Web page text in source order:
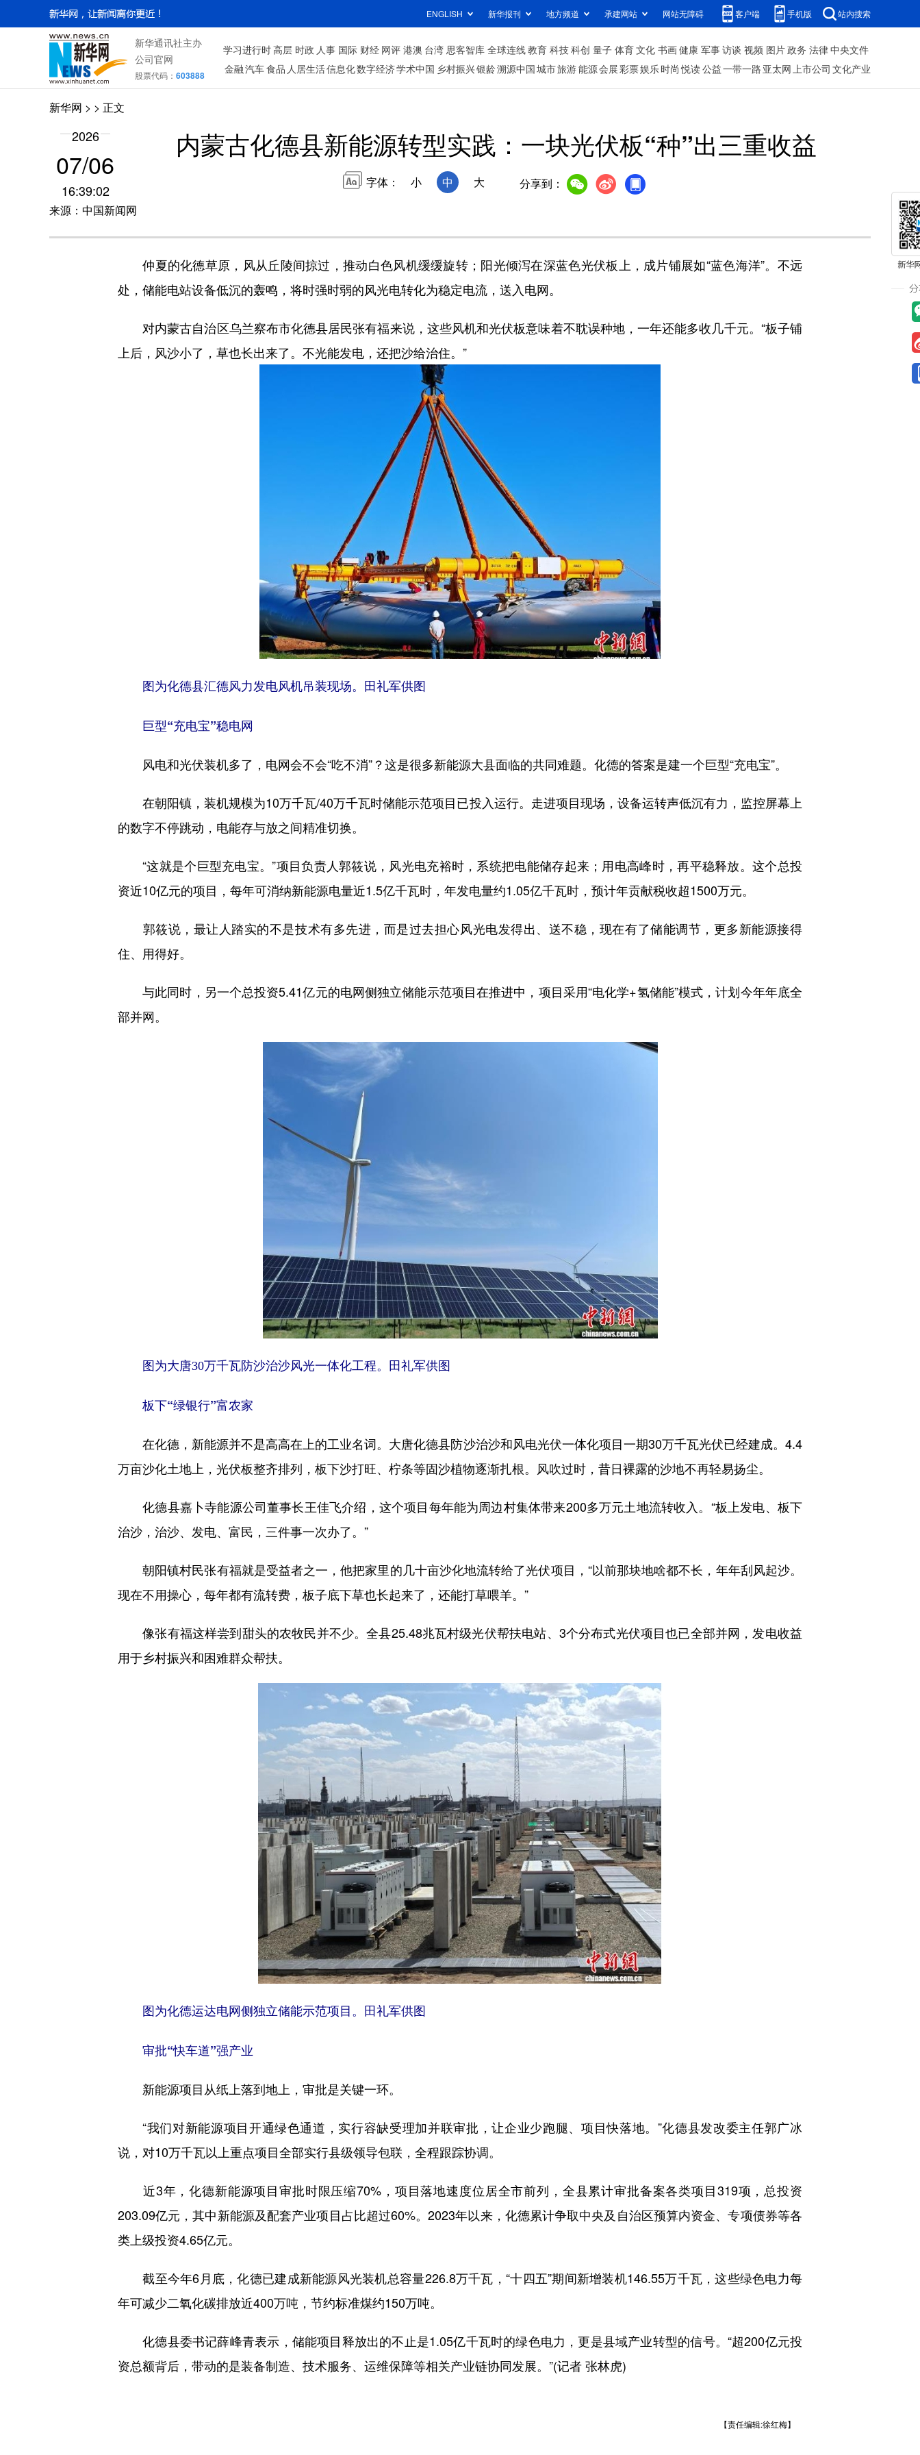
ENGLISH 新华报刊 地方频道 承建网站 网站无障碍 客户端 手机版 站内搜索
新华通讯社主办
公司官网
股票代码： 603888
学习进行时高层 时政 人事 国际 财经 网评 港澳 台湾 思客智库 全球连线教育 科技科创 量子 体育文化 书画健康 军事访谈 视频 图片政务 法律中央文件
金融汽车食品 人居生活信息化数字经济学术中国 乡村振兴银龄溯源中国城市旅游能源会展彩票娱乐时尚 悦读公益一带一路 亚太网上市公司 文化产业
新华网 > > 正文
2026
07/06
16:39:02
来源：中国新闻网
内蒙古化德县新能源转型实践：一块光伏板“种”出三重收益
字体： 小 中 大 分享到：
仲夏的化德草原，风从丘陵间掠过，推动白色风机缓缓旋转；阳光倾泻在深蓝色光伏板上，成片铺展如“蓝色海洋”。不远
处，储能电站设备低沉的轰鸣，将时强时弱的风光电转化为稳定电流，送入电网。
对内蒙古自治区乌兰察布市化德县居民张有福来说，这些风机和光伏板意味着不耽误种地，一年还能多收几千元。“板子铺
上后，风沙小了，草也长出来了。不光能发电，还把沙给治住。”
图为化德县汇德风力发电风机吊装现场。田礼军供图
巨型“充电宝”稳电网
风电和光伏装机多了，电网会不会“吃不消”？这是很多新能源大县面临的共同难题。化德的答案是建一个巨型“充电宝”。
在朝阳镇，装机规模为10万千瓦/40万千瓦时储能示范项目已投入运行。走进项目现场，设备运转声低沉有力，监控屏幕上
的数字不停跳动，电能存与放之间精准切换。
“这就是个巨型充电宝。”项目负责人郭筱说，风光电充裕时，系统把电能储存起来；用电高峰时，再平稳释放。这个总投
资近10亿元的项目，每年可消纳新能源电量近1.5亿千瓦时，年发电量约1.05亿千瓦时，预计年贡献税收超1500万元。
郭筱说，最让人踏实的不是技术有多先进，而是过去担心风光电发得出、送不稳，现在有了储能调节，更多新能源接得
住、用得好。
与此同时，另一个总投资5.41亿元的电网侧独立储能示范项目在推进中，项目采用“电化学+氢储能”模式，计划今年年底全
部并网。
图为大唐30万千瓦防沙治沙风光一体化工程。田礼军供图
板下“绿银行”富农家
在化德，新能源并不是高高在上的工业名词。大唐化德县防沙治沙和风电光伏一体化项目一期30万千瓦光伏已经建成。4.4
万亩沙化土地上，光伏板整齐排列，板下沙打旺、柠条等固沙植物逐渐扎根。风吹过时，昔日裸露的沙地不再轻易扬尘。
化德县嘉卜寺能源公司董事长王佳飞介绍，这个项目每年能为周边村集体带来200多万元土地流转收入。“板上发电、板下
治沙，治沙、发电、富民，三件事一次办了。”
朝阳镇村民张有福就是受益者之一，他把家里的几十亩沙化地流转给了光伏项目，“以前那块地啥都不长，年年刮风起沙。
现在不用操心，每年都有流转费，板子底下草也长起来了，还能打草喂羊。”
像张有福这样尝到甜头的农牧民并不少。全县25.48兆瓦村级光伏帮扶电站、3个分布式光伏项目也已全部并网，发电收益
用于乡村振兴和困难群众帮扶。
图为化德运达电网侧独立储能示范项目。田礼军供图
审批“快车道”强产业
新能源项目从纸上落到地上，审批是关键一环。
“我们对新能源项目开通绿色通道，实行容缺受理加并联审批，让企业少跑腿、项目快落地。”化德县发改委主任郭广冰
说，对10万千瓦以上重点项目全部实行县级领导包联，全程跟踪协调。
近3年，化德新能源项目审批时限压缩70%，项目落地速度位居全市前列，全县累计审批备案各类项目319项，总投资
203.09亿元，其中新能源及配套产业项目占比超过60%。2023年以来，化德累计争取中央及自治区预算内资金、专项债券等各
类上级投资4.65亿元。
截至今年6月底，化德已建成新能源风光装机总容量226.8万千瓦，“十四五”期间新增装机146.55万千瓦，这些绿色电力每
年可减少二氧化碳排放近400万吨，节约标准煤约150万吨。
化德县委书记薛峰青表示，储能项目释放出的不止是1.05亿千瓦时的绿色电力，更是县域产业转型的信号。“超200亿元投
资总额背后，带动的是装备制造、技术服务、运维保障等相关产业链协同发展。”(记者 张林虎)
【责任编辑:徐红梅】